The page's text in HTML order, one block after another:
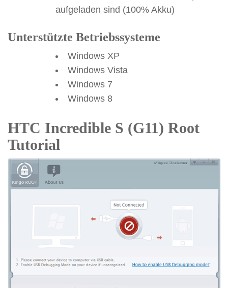
aufgeladen sind (100% Akku)
Unterstützte Betriebssysteme
Windows XP
Windows Vista
Windows 7
Windows 8
HTC Incredible S (G11) Root
Tutorial